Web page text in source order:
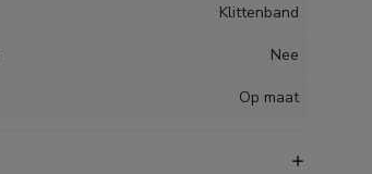
Klittenband
Nee
Op maat